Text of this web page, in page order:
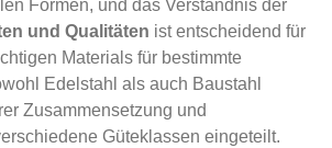
Formen, und das Verständnis der
und Qualitäten ist entscheidend für
Materials für bestimmte
Edelstahl als auch Baustahl
Zusammensetzung und
Güteklassen eingeteilt.